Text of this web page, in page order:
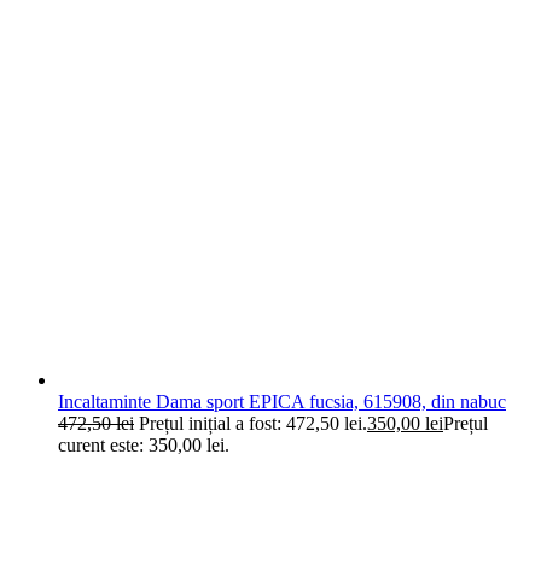
Incaltaminte Dama sport EPICA fucsia, 615908, din nabuc
472,50lei Prețul inițial a fost: 472,50 lei.350,00 leiPrețul
curent este: 350,00 lei.